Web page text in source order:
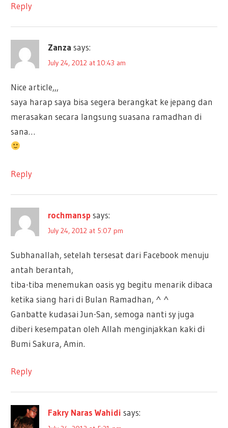
Reply
Zanza says:
July 24, 2012 at 10:43 am
Nice article,,,
saya harap saya bisa segera berangkat ke jepang dan
merasakan secara langsung suasana ramadhan di
sana…
Reply
rochmansp says:
July 24, 2012 at 5:07 pm
Subhanallah, setelah tersesat dari Facebook menuju
antah berantah,
tiba-tiba menemukan oasis yg begitu menarik dibaca
ketika siang hari di Bulan Ramadhan, ^ ^
Ganbatte kudasai Jun-San, semoga nanti sy juga
diberi kesempatan oleh Allah menginjakkan kaki di
Bumi Sakura, Amin.
Reply
Fakry Naras Wahidi says: